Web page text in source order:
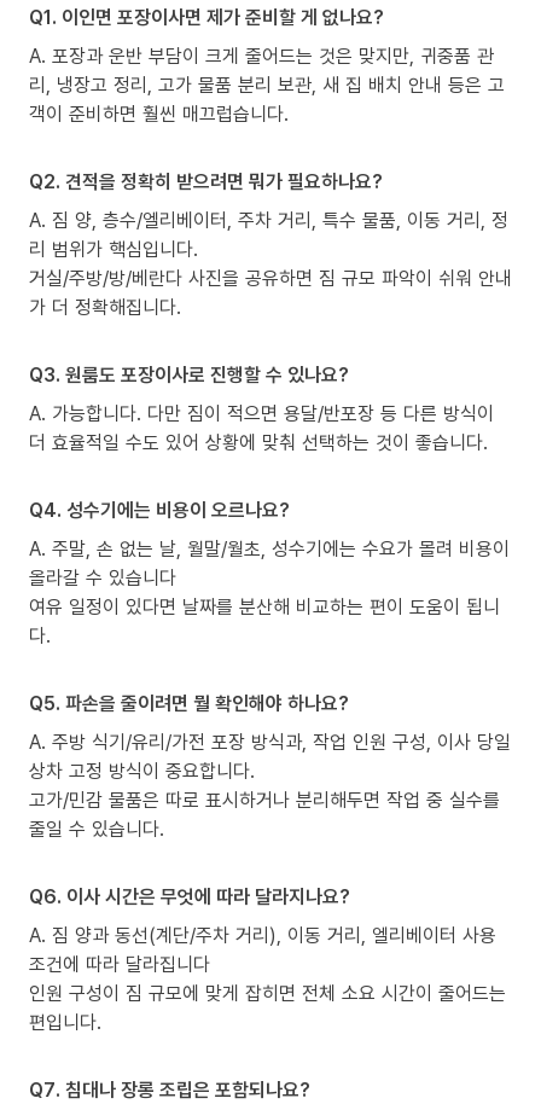
Q1. 이인면 포장이사면 제가 준비할 게 없나요?
A. 포장과 운반 부담이 크게 줄어드는 것은 맞지만, 귀중품 관
리, 냉장고 정리, 고가 물품 분리 보관, 새 집 배치 안내 등은 고
객이 준비하면 훨씬 매끄럽습니다.
Q2. 견적을 정확히 받으려면 뭐가 필요하나요?
A. 짐 양, 층수/엘리베이터, 주차 거리, 특수 물품, 이동 거리, 정
리 범위가 핵심입니다.
거실/주방/방/베란다 사진을 공유하면 짐 규모 파악이 쉬워 안내
가 더 정확해집니다.
Q3. 원룸도 포장이사로 진행할 수 있나요?
A. 가능합니다. 다만 짐이 적으면 용달/반포장 등 다른 방식이
더 효율적일 수도 있어 상황에 맞춰 선택하는 것이 좋습니다.
Q4. 성수기에는 비용이 오르나요?
A. 주말, 손 없는 날, 월말/월초, 성수기에는 수요가 몰려 비용이
올라갈 수 있습니다
여유 일정이 있다면 날짜를 분산해 비교하는 편이 도움이 됩니
다.
Q5. 파손을 줄이려면 뭘 확인해야 하나요?
A. 주방 식기/유리/가전 포장 방식과, 작업 인원 구성, 이사 당일
상차 고정 방식이 중요합니다.
고가/민감 물품은 따로 표시하거나 분리해두면 작업 중 실수를
줄일 수 있습니다.
Q6. 이사 시간은 무엇에 따라 달라지나요?
A. 짐 양과 동선(계단/주차 거리), 이동 거리, 엘리베이터 사용
조건에 따라 달라집니다
인원 구성이 짐 규모에 맞게 잡히면 전체 소요 시간이 줄어드는
편입니다.
Q7. 침대나 장롱 조립은 포함되나요?